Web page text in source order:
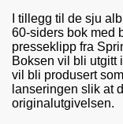
I tillegg til de sju
60-siders bok med
presseklipp fra
Boksen vil bli utgitt
vil bli produsert
lanseringen slik at
originalutgivelsen.